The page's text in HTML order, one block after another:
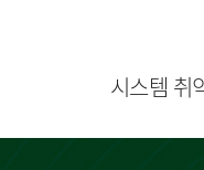
시스템 취